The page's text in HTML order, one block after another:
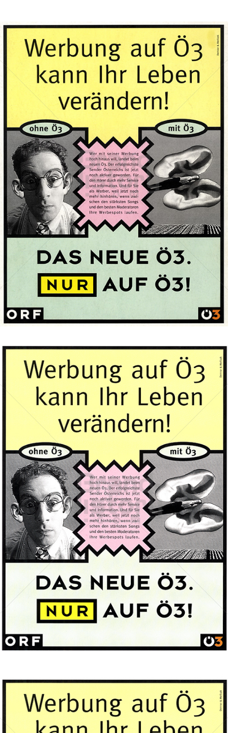
ORF Hitradio Ö3
ORF Österreichischer Rundfunk
1995
Bild-ID: 74087
ORF Hitradio Ö3
ORF Österreichischer Rundfunk
1995
Bild-ID: 69794